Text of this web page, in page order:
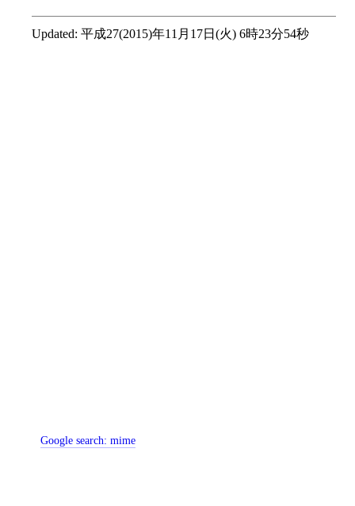
Updated: 平成27(2015)年11月17日(火) 6時23分54秒
Google search:mime